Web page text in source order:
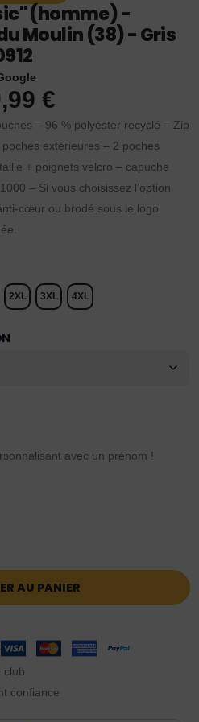
(homme) -
Moulin (38) - Gris
€
– 96 % polyester recyclé – Zip
extérieures – 2 poches
+ poignets velcro – capuche
– Si vous choisissez l’option
cœur ou brodé sous le logo
2XL 3XL 4XL
avec un prénom !
AU PANIER
club
confiance